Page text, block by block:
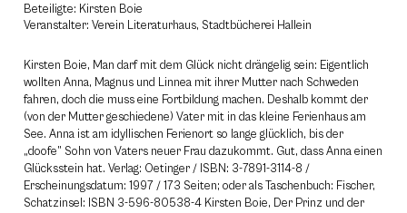
Beteiligte: Kirsten Boie
Veranstalter: Verein Literaturhaus, Stadtbücherei Hallein
Kirsten Boie, Man darf mit dem Glück nicht drängelig sein: Eigentlich
wollten Anna, Magnus und Linnea mit ihrer Mutter nach Schweden
fahren, doch die muss eine Fortbildung machen. Deshalb kommt der
(von der Mutter geschiedene) Vater mit in das kleine Ferienhaus am
See. Anna ist am idyllischen Ferienort so lange glücklich, bis der
„doofe” Sohn von Vaters neuer Frau dazukommt. Gut, dass Anna einen
Glücksstein hat. Verlag: Oetinger / ISBN: 3-7891-3114-8 /
Erscheinungsdatum: 1997 / 173 Seiten; oder als Taschenbuch: Fischer,
Schatzinsel: ISBN 3-596-80538-4 Kirsten Boie, Der Prinz und der